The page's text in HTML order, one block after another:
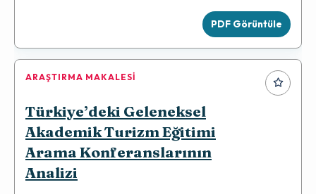
PDF Görüntüle
ARAŞTIRMA MAKALESI
Türkiye’deki Geleneksel
Akademik Turizm Eğitimi
Arama Konferanslarının
Analizi